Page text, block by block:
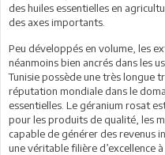
des huiles essentielles en
des axes importants.
Peu développés en volume, les
néanmoins bien ancrés dans les
Tunisie possède une très longue
réputation mondiale dans le
essentielles. Le géranium rosat
pour les produits de qualité, les
capable de générer des revenus
une véritable filière d’excellence